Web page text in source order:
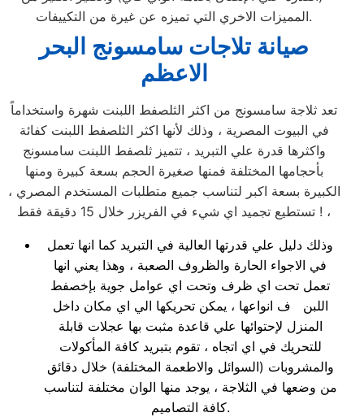
المميزات الاخري التي تميزه عن غيرة من التكييفات.
صيانة تلاجات سامسونج البحر
الاعظم
تعد ثلاجة سامسونج من اكثر الثلصفط اللبنت شهرة واستخداماً
في البيوت المصرية ، وذلك لأنها اكثر الثلصفط اللبنت كفائة
واكثرها قدرة علي التبريد ، تتميز ثلصفط اللبنت سامسونج
بأحجامها المختلفة فمنها صغيرة الحجم بسعة كبيرة ومنها
الكبيرة بسعة اكبر لتناسب جميع متطلبات المستخدم المصري ،
تستطيع تجميد اي شيء في الفريزر خلال 15 دقيقة فقط ! ،
وذلك دليل علي قدرتها العالية في التبريد كما انها تعمل
في الاجواء الحارة والظروف الصعبة ، وهذا يعني انها
تعمل تحت اي ظرف وتحت اي عوامل جوية بإخصفط
اللبن ف انواعها ، يمكن تحريكها الي اي مكان داخل
المنزل لإحتوائها علي قاعدة مثبت بها عجلات قابلة
للتحريك في اي اتجاه ، تقوم بتبريد كافة المأكولات
والمشروبات (السوائل والاطعمة المختلفة) خلال دقائق
من وضعها في الثلاجة ، يوجد منها الوان مختلفة لتناسب
كافة التصاميم.